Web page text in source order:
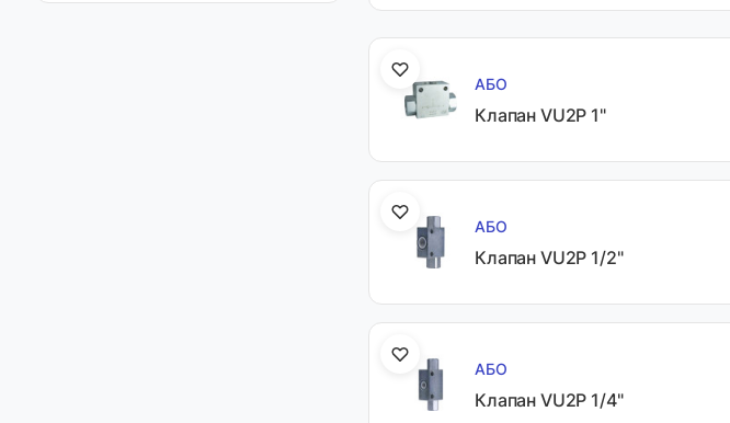
АБО
Клaпан VU2P 1"
АБО
Клaпан VU2P 1/2"
АБО
Клaпан VU2P 1/4"